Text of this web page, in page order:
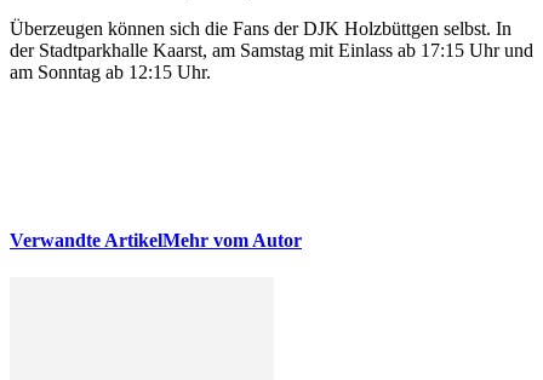
Überzeugen können sich die Fans der DJK Holzbüttgen selbst. In
der Stadtparkhalle Kaarst, am Samstag mit Einlass ab 17:15 Uhr und
am Sonntag ab 12:15 Uhr.
Verwandte ArtikelMehr vom Autor